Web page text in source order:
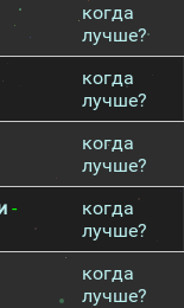
когда
лучше?
когда
лучше?
когда
лучше?
-
когда
лучше?
когда
лучше?